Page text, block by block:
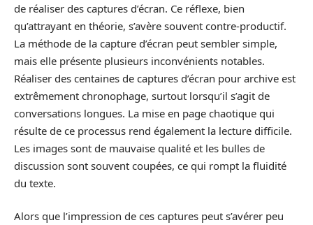
de réaliser des captures d’écran. Ce réflexe, bien
qu’attrayant en théorie, s’avère souvent contre-productif.
La méthode de la capture d’écran peut sembler simple,
mais elle présente plusieurs inconvénients notables.
Réaliser des centaines de captures d’écran pour archive est
extrêmement chronophage, surtout lorsqu’il s’agit de
conversations longues. La mise en page chaotique qui
résulte de ce processus rend également la lecture difficile.
Les images sont de mauvaise qualité et les bulles de
discussion sont souvent coupées, ce qui rompt la fluidité
du texte.
Alors que l’impression de ces captures peut s’avérer peu